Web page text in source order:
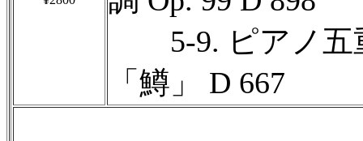
5-9. ピアノ五
「鱒」 D 667